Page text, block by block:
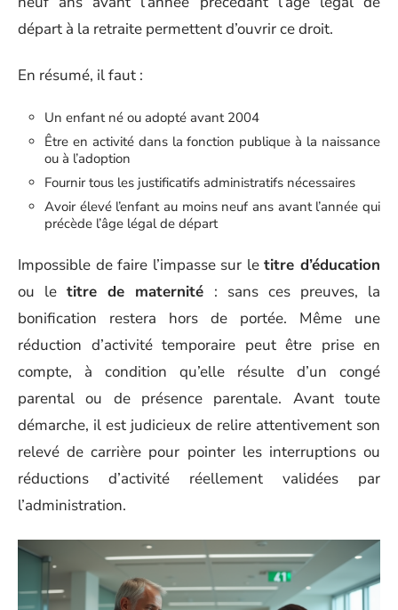
départ à la retraite permettent d’ouvrir ce droit.
En résumé, il faut :
Un enfant né ou adopté avant 2004
Être en activité dans la fonction publique à la naissance
ou à l’adoption
Fournir tous les justificatifs administratifs nécessaires
Avoir élevé l’enfant au moins neuf ans avant l’année qui
précède l’âge légal de départ
Impossible de faire l’impasse sur letitre d’éducation
ou letitre de maternité : sans ces preuves, la
bonification restera hors de portée. Même une
réduction d’activité temporaire peut être prise en
compte, à condition qu’elle résulte d’un congé
parental ou de présence parentale. Avant toute
démarche, il est judicieux de relire attentivement son
relevé de carrière pour pointer les interruptions ou
réductions d’activité réellement validées par
l’administration.